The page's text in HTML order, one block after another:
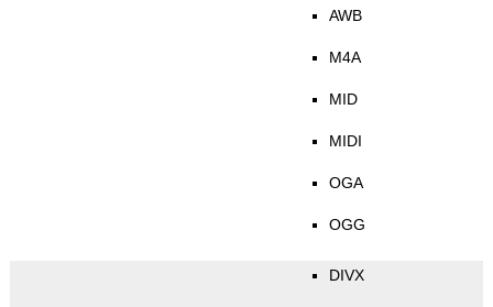
AWB
M4A
MID
MIDI
OGA
OGG
DIVX